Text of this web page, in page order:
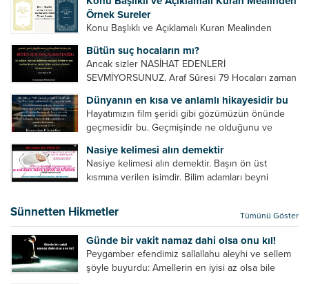
cariyelerinizi dünya hayatının menfaatini elde
etmek için fuhuş yapmaya zorlamayın. Her...
Örnek Sureler
Konu Başlıklı ve Açıklamalı Kuran Mealinden
Bütün suç hocaların mı?
Ancak sizler NASİHAT EDENLERİ
SEVMİYORSUNUZ. Araf Sûresi 79 Hocaları zaman
geliştirmeleri hususunda bazen açık bazen gizli
tenkitlerde bulunmuşuzdur. Örneğin hocalarda
olması gereken hususları sıralar ve...
Dünyanın en kısa ve anlamlı hikayesidir bu
Hayatımızın film şeridi gibi gözümüzün önünde
geçmesidir bu. Geçmişinde ne olduğunu ve
âyetlere baksın. Hayatı özetler misin sorusuna
verilebilecek en kısa ve bir o...
Nasiye kelimesi alın demektir
Nasiye kelimesi alın demektir. Başın ön üst
kısmına verilen isimdir. Bilim adamları beyni
Beynin ön kısmında bulunan bölüme ön bellek
denir. Bu kısım insan vücudunda...
Sünnetten Hikmetler Tümünü Göster
Günde bir vakit namaz dahi olsa onu kıl!
Peygamber efendimiz sallallahu aleyhi ve sellem
şöyle buyurdu: Amellerin en iyisi az olsa bile